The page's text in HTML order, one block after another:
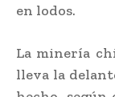
en lodos.
La minería
lleva la